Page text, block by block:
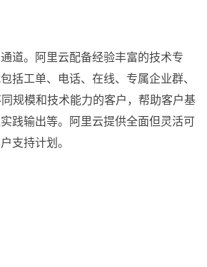
道。阿里云配备经验丰富的技术专
括工单、电话、在线、专属企业群、
规模和技术能力的客户，帮助客户基
践输出等。阿里云提供全面但灵活可
支持计划。